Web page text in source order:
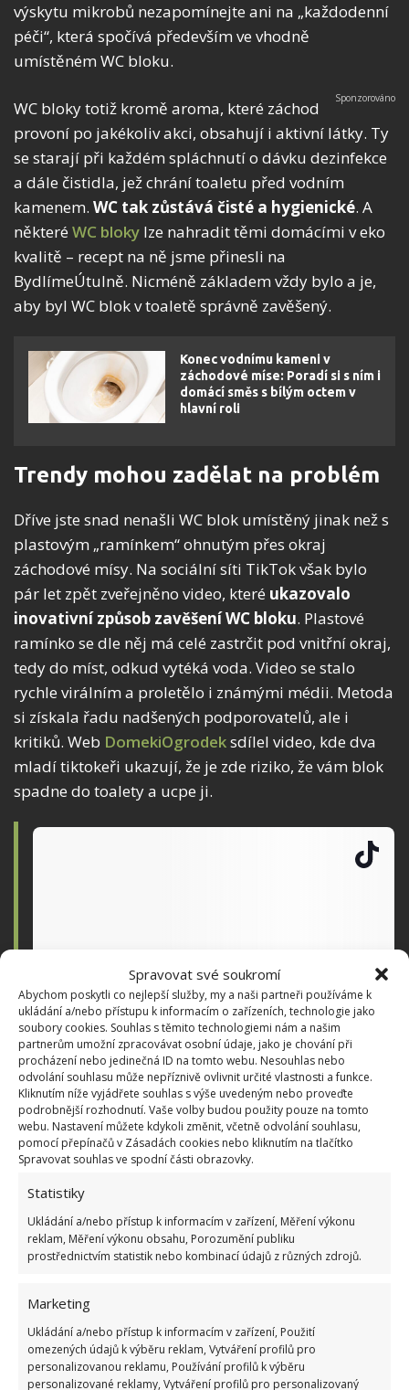
Spravovat své soukromí
Abychom poskytli co nejlepší služby, my a naši partneři používáme k
ukládání a/nebo přístupu k informacím o zařízeních, technologie jako
soubory cookies. Souhlas s těmito technologiemi nám a našim
partnerům umožní zpracovávat osobní údaje, jako je chování při
procházení nebo jedinečná ID na tomto webu. Nesouhlas nebo
odvolání souhlasu může nepříznivě ovlivnit určité vlastnosti a funkce.
Kliknutím níže vyjádřete souhlas s výše uvedeným nebo proveďte
podrobnější rozhodnutí. Vaše volby budou použity pouze na tomto
webu. Nastavení můžete kdykoli změnit, včetně odvolání souhlasu,
pomocí přepínačů v Zásadách cookies nebo kliknutím na tlačítko
Spravovat souhlas ve spodní části obrazovky.
Statistiky
Ukládání a/nebo přístup k informacím v zařízení, Měření výkonu
reklam, Měření výkonu obsahu, Porozumění publiku
prostřednictvím statistik nebo kombinací údajů z různých zdrojů.
Marketing
Ukládání a/nebo přístup k informacím v zařízení, Použití
omezených údajů k výběru reklam, Vytváření profilů pro
personalizovanou reklamu, Používání profilů k výběru
personalizované reklamy, Vytváření profilů pro personalizovaný
výskytu mikrobů nezapomínejte ani na „každodenní
péči“, která spočívá především ve vhodně
umístěném WC bloku.
WC bloky totiž kromě aroma, které záchod
provoní po jakékoliv akci, obsahují i aktivní látky. Ty
se starají při každém spláchnutí o dávku dezinfekce
a dále čistidla, jež chrání toaletu před vodním
kamenem. WC tak zůstává čisté a hygienické. A
některé WC bloky lze nahradit těmi domácími v eko
kvalitě – recept na ně jsme přinesli na
BydlímeÚtulně. Nicméně základem vždy bylo a je,
aby byl WC blok v toaletě správně zavěšený.
Konec vodnímu kameni v
záchodové míse: Poradí si s ním i
domácí směs s bílým octem v
hlavní roli
Trendy mohou zadělat na problém
Dříve jste snad nenašli WC blok umístěný jinak než s
plastovým „ramínkem“ ohnutým přes okraj
záchodové mísy. Na sociální síti TikTok však bylo
pár let zpět zveřejněno video, které ukazovalo
inovativní způsob zavěšení WC bloku. Plastové
ramínko se dle něj má celé zastrčit pod vnitřní okraj,
tedy do míst, odkud vytéká voda. Video se stalo
rychle virálním a proletělo i známými médii. Metoda
si získala řadu nadšených podporovatelů, ale i
kritiků. Web DomekiOgrodeksdílel video, kde dva
mladí tiktokeři ukazují, že je zde riziko, že vám blok
spadne do toalety a ucpe ji.
@marleyandkuba
Sprawdzamy lifehack z tiktoka! ? ?@marlenasojka
♬ Funky Town – The Dance Queen Group
To je samozřejmě velice nepříjemná situace, protože
tentozpůsob zavěšení WC bloku nemusí právě
vyplatit. Jestli budete chtít být „in“, nebo zůstanete u
klasického způsobu s plastovým držátkem
zaháknutým přes horní okraj mísy, je jen na vás. Ale